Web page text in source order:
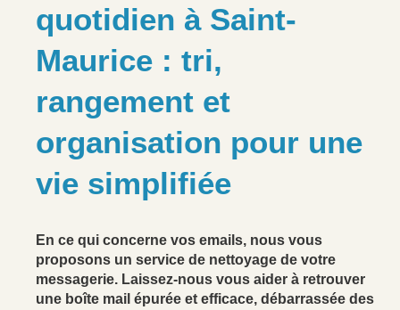
quotidien à Saint-
Maurice : tri,
rangement et
organisation pour une
vie simplifiée
En ce qui concerne vos emails, nous vous
proposons un service de nettoyage de votre
messagerie. Laissez-nous vous aider à retrouver
une boîte mail épurée et efficace, débarrassée des